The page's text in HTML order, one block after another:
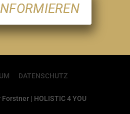
DATENSCHUTZ
| HOLISTIC 4 YOU